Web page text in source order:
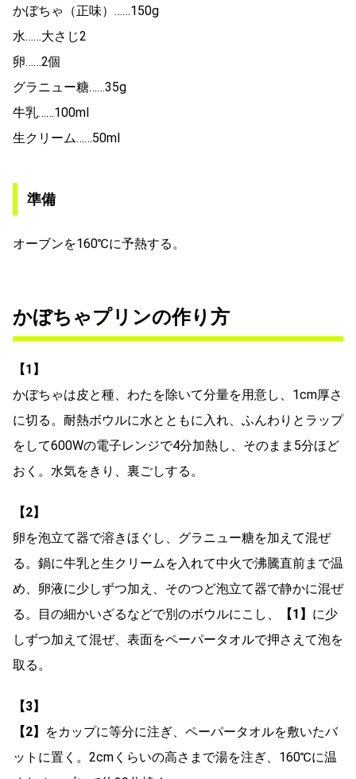
かぼちゃ（正味）……150g
水……大さじ2
卵……2個
グラニュー糖……35g
牛乳……100ml
生クリーム……50ml
準備
オーブンを160℃に予熱する。
かぼちゃプリンの作り方
【1】
かぼちゃは皮と種、わたを除いて分量を用意し、1cm厚さ
に切る。耐熱ボウルに水とともに入れ、ふんわりとラップ
をして600Wの電子レンジで4分加熱し、そのまま5分ほど
おく。水気をきり、裏ごしする。
【2】
卵を泡立て器で溶きほぐし、グラニュー糖を加えて混ぜ
る。鍋に牛乳と生クリームを入れて中火で沸騰直前まで温
め、卵液に少しずつ加え、そのつど泡立て器で静かに混ぜ
る。目の細かいざるなどで別のボウルにこし、
【1】 に少
しずつ加えて混ぜ、表面をペーパータオルで押さえて泡を
取る。
【3】
【2】
をカップに等分に注ぎ、ペーパータオルを敷いたバ
ットに置く。2cmくらいの高さまで湯を注ぎ、160℃に温